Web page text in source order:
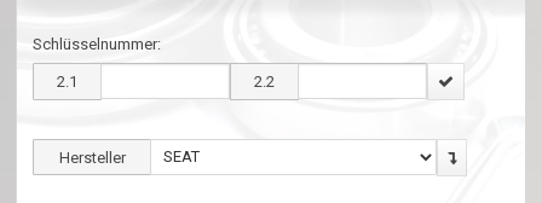
Schlüsselnummer:
2.1 2.2
Hersteller